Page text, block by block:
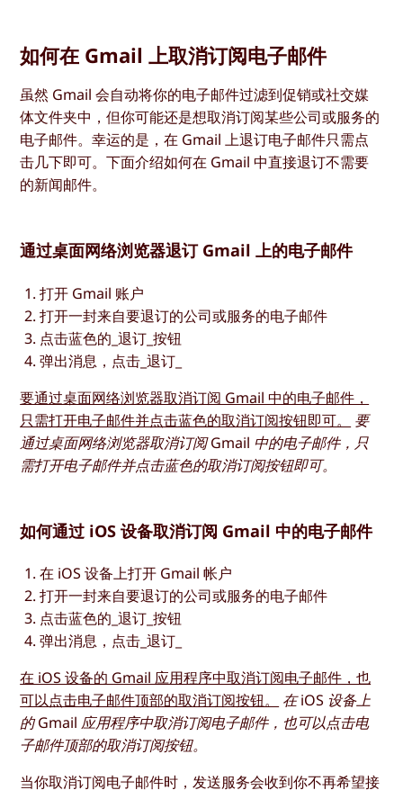
如何在 Gmail 上取消订阅电子邮件
虽然 Gmail 会自动将你的电子邮件过滤到促销或社交媒
体文件夹中，但你可能还是想取消订阅某些公司或服务的
电子邮件。幸运的是，在 Gmail 上退订电子邮件只需点
击几下即可。下面介绍如何在 Gmail 中直接退订不需要
的新闻邮件。
通过桌面网络浏览器退订 Gmail 上的电子邮件
打开 Gmail 账户
打开一封来自要退订的公司或服务的电子邮件
点击蓝色的_退订_按钮
弹出消息，点击_退订_
要通过桌面网络浏览器取消订阅 Gmail 中的电子邮件，
只需打开电子邮件并点击蓝色的取消订阅按钮即可。
要
通过桌面网络浏览器取消订阅 Gmail 中的电子邮件，只
需打开电子邮件并点击蓝色的取消订阅按钮即可。
如何通过 iOS 设备取消订阅 Gmail 中的电子邮件
在 iOS 设备上打开 Gmail 帐户
打开一封来自要退订的公司或服务的电子邮件
点击蓝色的_退订_按钮
弹出消息，点击_退订_
在 iOS 设备的 Gmail 应用程序中取消订阅电子邮件，也
可以点击电子邮件顶部的取消订阅按钮。
在 iOS 设备上
的 Gmail 应用程序中取消订阅电子邮件，也可以点击电
子邮件顶部的取消订阅按钮。
当你取消订阅电子邮件时，发送服务会收到你不再希望接